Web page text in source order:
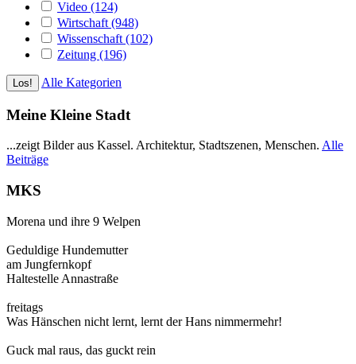
Video (124)
Wirtschaft (948)
Wissenschaft (102)
Zeitung (196)
Alle Kategorien
Meine Kleine Stadt
...zeigt Bilder aus Kassel. Architektur, Stadtszenen, Menschen. Alle
Beiträge
MKS
Morena und ihre 9 Welpen
Geduldige Hundemutter
am Jungfernkopf
Haltestelle Annastraße
freitags
Was Hänschen nicht lernt, lernt der Hans nimmermehr!
Guck mal raus, das guckt rein